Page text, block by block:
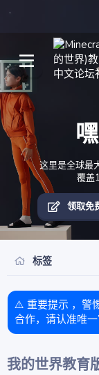
这里是全球最
覆盖
领取免
标签
⚠️ 重要提示 ，警
合作，请认准唯
我的世界教育